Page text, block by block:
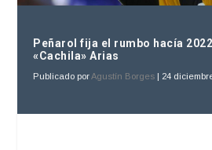
Peñarol fija el rumbo hacía
«Cachila» Arias
Publicado porAgustín Borges | 24